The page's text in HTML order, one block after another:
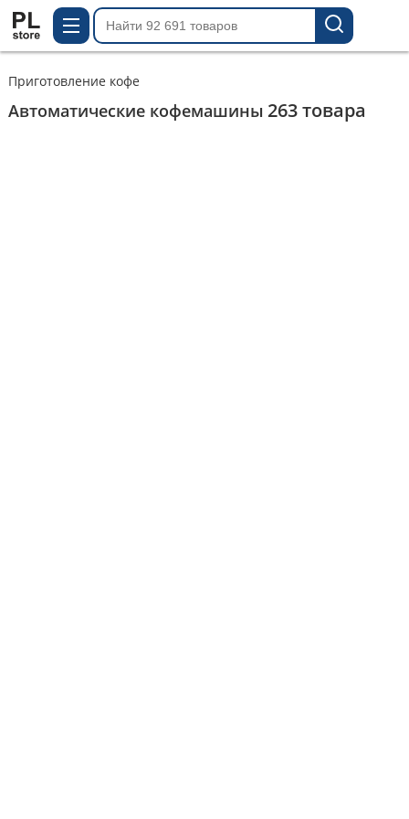
Приготовление кофе
Автоматические кофемашины 263товара